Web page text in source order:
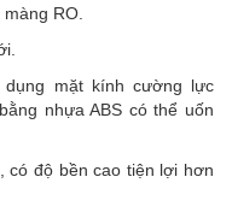
RO.
mặt kính cường lực
nhựa ABS có thể uốn
có độ bền cao tiện lợi hơn